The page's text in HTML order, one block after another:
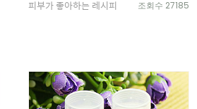
피부가 좋아하는 레시피 조회수 27185